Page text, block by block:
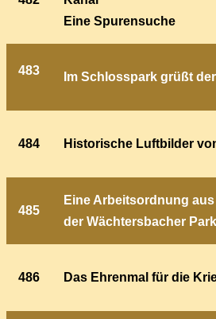
Eine Spurensuche
483 Im Schlosspark grüßt
484 Historische Luftbilder
485
Eine Arbeitsordnung
der Wächtersbacher
486 Das Ehrenmal für die